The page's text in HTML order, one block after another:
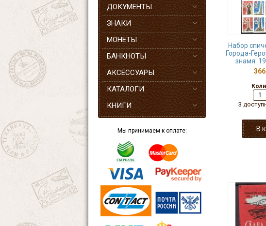
ДОКУМЕНТЫ
ЗНАКИ
МОНЕТЫ
БАНКНОТЫ
АКСЕССУАРЫ
КАТАЛОГИ
КНИГИ
Мы принимаем к оплате:
Набор
Города-
знамя.
3